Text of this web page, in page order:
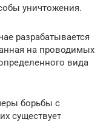
уничтожения.
разрабатывается
на проводимых
вида
борьбы с
существует